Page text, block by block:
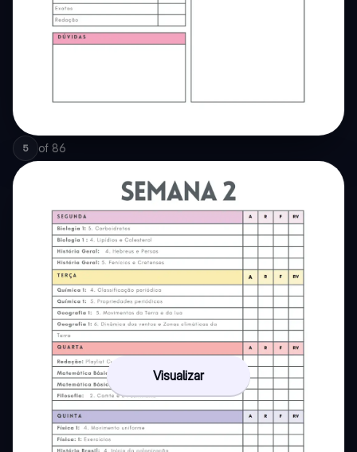
5 of 86
Visualizar